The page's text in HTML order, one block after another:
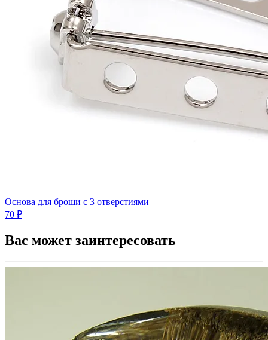
Основа для броши с 3 отверстиями
70 ₽
Вас может заинтересовать